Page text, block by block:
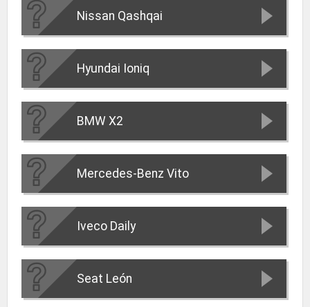
Nissan Qashqai
Hyundai Ioniq
BMW X2
Mercedes-Benz Vito
Iveco Daily
Seat León